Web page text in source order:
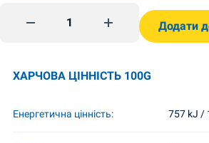
Чай чорний листовий Love Blossom
Додати
ХАРЧОВА ЦІННІСТЬ 100G
Енергетична цінність: 757 kJ /